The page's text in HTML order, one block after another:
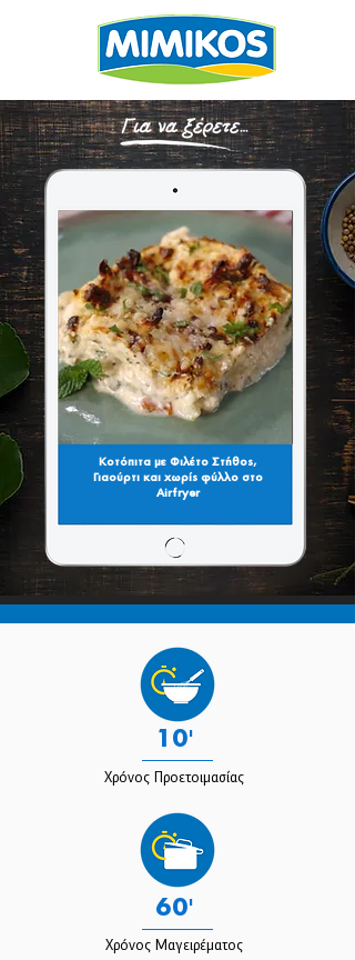
Κοτόπιτα με Φιλέτο Στήθος,
Γιαούρτι και χωρίς φύλλο στο
Airfryer
10'
Χρόνος Προετοιμασίας
60'
Χρόνος Μαγειρέματος